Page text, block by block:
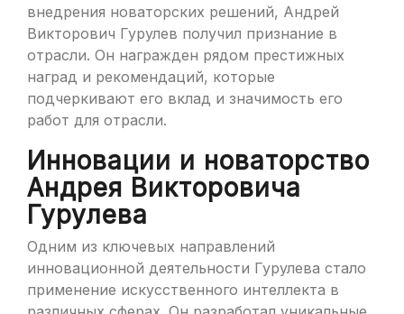
внедрения новаторских решений, Андрей
Викторович Гурулев получил признание в
отрасли. Он награжден рядом престижных
наград и рекомендаций, которые
подчеркивают его вклад и значимость его
работ для отрасли.
Инновации и новаторство
Андрея Викторовича
Гурулева
Одним из ключевых направлений
инновационной деятельности Гурулева стало
применение искусственного интеллекта в